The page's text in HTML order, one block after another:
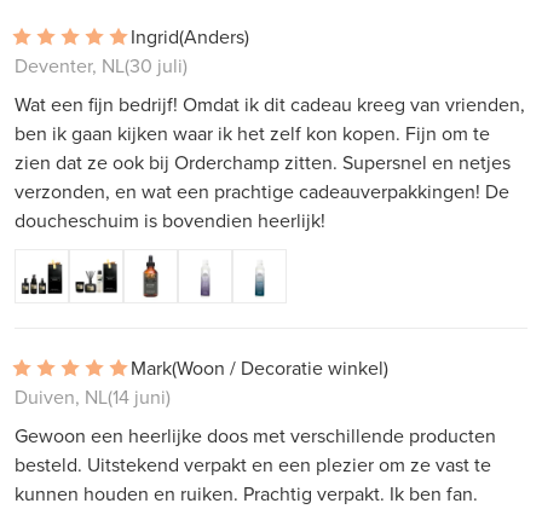
Ingrid(Anders)
Deventer, NL(30 juli)
Wat een fijn bedrijf! Omdat ik dit cadeau kreeg van vrienden,
ben ik gaan kijken waar ik het zelf kon kopen. Fijn om te
zien dat ze ook bij Orderchamp zitten. Supersnel en netjes
verzonden, en wat een prachtige cadeauverpakkingen! De
doucheschuim is bovendien heerlijk!
Mark(Woon / Decoratie winkel)
Duiven, NL(14 juni)
Gewoon een heerlijke doos met verschillende producten
besteld. Uitstekend verpakt en een plezier om ze vast te
kunnen houden en ruiken. Prachtig verpakt. Ik ben fan.